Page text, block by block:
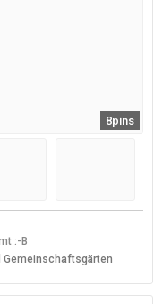
8pins
:-B
Gemeinschaftsgärten